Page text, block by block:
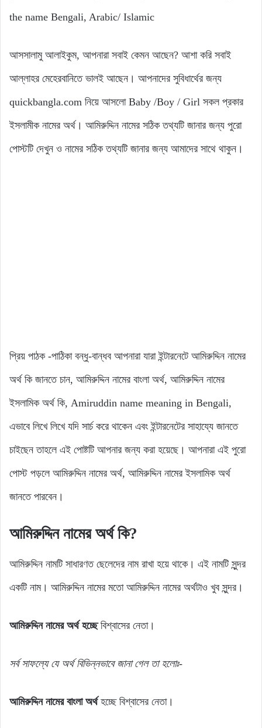
the name Bengali, Arabic/ Islamic
আসসালামু আলাইকুম, আপনারা সবাই কেমন আছেন? আশা করি সবাই
আল্লাহর মেহেরবানিতে ভালই আছেন। আপনাদের সুবিধার্থের জন্য
quickbangla.com নিয়ে আসলো Baby /Boy / Girl সকল প্রকার
ইসলামীক নামের অর্থ। আমিরুদ্দিন নামের সঠিক তথ্যটি জানার জন্য পুরো
পোস্টটি দেখুন ও নামের সঠিক তথ্যটি জানার জন্য আমাদের সাথে থাকুন।
প্রিয় পাঠক -পাঠিকা বন্ধু-বান্ধব আপনারা যারা ইন্টারনেটে আমিরুদ্দিন নামের
অর্থ কি জানতে চান, আমিরুদ্দিন নামের বাংলা অর্থ, আমিরুদ্দিন নামের
ইসলামিক অর্থ কি, Amiruddin name meaning in Bengali,
এভাবে লিখে লিখে যদি সার্চ করে থাকেন এবং ইন্টারনেটের সাহায্যে জানতে
চাইছেন তাহলে এই পোষ্টটি আপনার জন্য করা হয়েছে। আপনারা এই পুরো
পোস্ট পড়লে আমিরুদ্দিন নামের অর্থ, আমিরুদ্দিন নামের ইসলামিক অর্থ
জানতে পারবেন।
আমিরুদ্দিন নামের অর্থ কি?
আমিরুদ্দিন নামটি সাধারণত ছেলেদের নাম রাখা হয়ে থাকে। এই নামটি সুন্দর
একটি নাম। আমিরুদ্দিন নামের মতো আমিরুদ্দিন নামের অর্থটাও খুব সুন্দর।
আমিরুদ্দিন নামের অর্থ হচ্ছেবিশ্বাসের নেতা।
সর্ব সাফল্যে যে অর্থ বিভিন্নভাবে জানা গেল তা হলোঃ-
আমিরুদ্দিন নামের বাংলা অর্থহচ্ছে বিশ্বাসের নেতা।